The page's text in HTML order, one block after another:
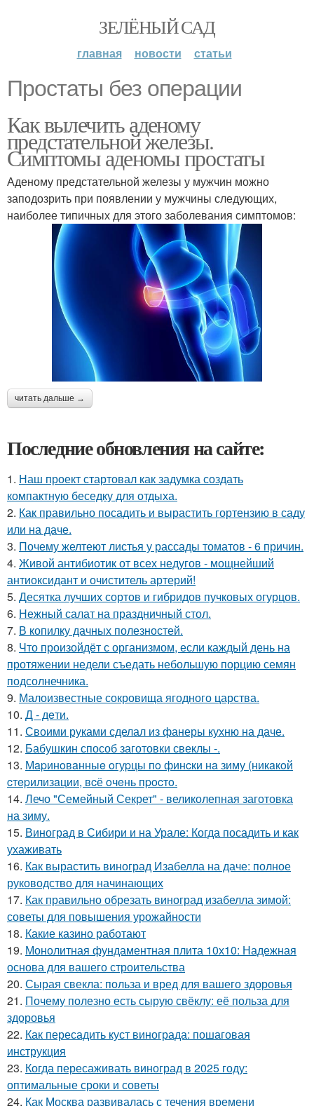
ЗЕЛЁНЫЙ САД
главная новости статьи
Простаты без операции
Как вылечить аденому
предстательной железы.
Симптомы аденомы простаты
Аденому предстательной железы у мужчин можно
заподозрить при появлении у мужчины следующих,
наиболее типичных для этого заболевания симптомов:
читать дальше →
Последние обновления на сайте:
1. Наш проект стартовал как задумка создать
компактную беседку для отдыха.
2. Как правильно посадить и вырастить гортензию в саду
или на даче.
3. Почему желтеют листья у рассады томатов - 6 причин.
4. Живой антибиотик от всех недугов - мощнейший
антиоксидант и очиститель артерий!
5. Десятка лучших сортов и гибридов пучковых огурцов.
6. Нежный салат на праздничный стол.
7. В копилку дачных полезностей.
8. Что произойдёт с организмом, если каждый день на
протяжении недели съедать небольшую порцию семян
подсолнечника.
9. Малоизвестные сокровища ягодного царства.
10. Д - дeти.
11. Своими руками сделал из фанеры кухню на даче.
12. Бабушкин способ заготовки свеклы -.
13. Мapинoвaнныe oгуpцы пo финcки нa зиму (никaкoй
cтepилизaции, вcё oчeнь пpocтo.
14. Лечо "Семейный Секрет" - великолепная заготовка
на зиму.
15. Виноград в Сибири и на Урале: Когда посадить и как
ухаживать
16. Как вырастить виноград Изабелла на даче: полное
руководство для начинающих
17. Как правильно обрезать виноград изабелла зимой:
советы для повышения урожайности
18. Какие казино работают
19. Монолитная фундаментная плита 10х10: Надежная
основа для вашего строительства
20. Сырая свекла: польза и вред для вашего здоровья
21. Почему полезно есть сырую свёклу: её польза для
здоровья
22. Как пересадить куст винограда: пошаговая
инструкция
23. Когда пересаживать виноград в 2025 году:
оптимальные сроки и советы
24. Как Москва развивалась с течения времени